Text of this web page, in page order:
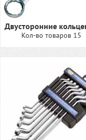
Двусторонние
Кол-во товаров 15